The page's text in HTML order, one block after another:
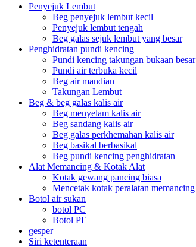
Penyejuk Lembut
Beg penyejuk lembut kecil
Penyejuk lembut tengah
Beg galas sejuk lembut yang besar
Penghidratan pundi kencing
Pundi kencing takungan bukaan besar
Pundi air terbuka kecil
Beg air mandian
Takungan Lembut
Beg & beg galas kalis air
Beg menyelam kalis air
Beg sandang kalis air
Beg galas perkhemahan kalis air
Beg basikal berbasikal
Beg pundi kencing penghidratan
Alat Memancing & Kotak Alat
Kotak gewang pancing biasa
Mencetak kotak peralatan memancing
Botol air sukan
botol PC
Botol PE
gesper
Siri ketenteraan